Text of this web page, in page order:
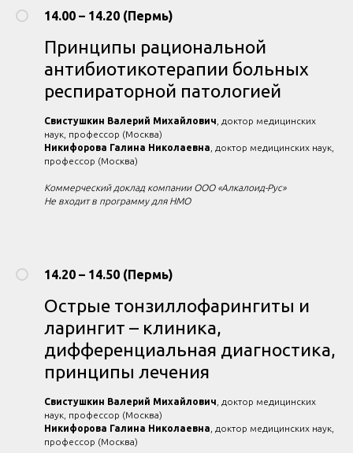
14.00 – 14.20 (Пермь)
Принципы рациональной
антибиотикотерапии больных
респираторной патологией
Свистушкин Валерий Михайлович , доктор медицинских
наук, профессор (Москва)
Никифорова Галина Николаевна , доктор медицинских наук,
профессор (Москва)
Коммерческий доклад компании ООО «Алкалоид-Рус»
Не входит в программу для НМО
14.20 – 14.50 (Пермь)
Острые тонзиллофарингиты и
ларингит – клиника,
дифференциальная диагностика,
принципы лечения
Свистушкин Валерий Михайлович , доктор медицинских
наук, профессор (Москва)
Никифорова Галина Николаевна , доктор медицинских наук,
профессор (Москва)